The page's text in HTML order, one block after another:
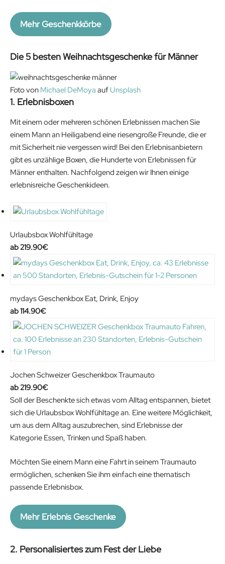
9
€
.
w
s
2
9
.
9
9
€
.
s
2
.
1
€
.
p
c
w
a
s
:
3
4
.
9
9
.
r
e
s
:
2
.
9
9
€
.
Mehr Geschenkkörbe
Die 5 besten Weihnachtsgeschenke für Männer
Foto von Michael DeMoya auf Unsplash
1. Erlebnisboxen
Mit einem oder mehreren schönen Erlebnissen machen Sie
einem Mann an Heiligabend eine riesengroße Freunde, die er
mit Sicherheit nie vergessen wird! Bei den Erlebnisanbietern
gibt es unzählige Boxen, die Hunderte von Erlebnissen für
Männer enthalten. Nachfolgend zeigen wir Ihnen einige
erlebnisreiche Geschenkideen.
Urlaubsbox Wohlfühltage
219.90€
mydays Geschenkbox Eat, Drink, Enjoy
114.90€
Jochen Schweizer Geschenkbox Traumauto
219.90€
Soll der Beschenkte sich etwas vom Alltag entspannen, bietet
sich die Urlaubsbox Wohlfühltage an. Eine weitere Möglichkeit,
um aus dem Alltag auszubrechen, sind Erlebnisse der
Kategorie Essen, Trinken und Spaß haben.
Möchten Sie einem Mann eine Fahrt in seinem Traumauto
ermöglichen, schenken Sie ihm einfach eine thematisch
passende Erlebnisbox.
Mehr Erlebnis Geschenke
2. Personalisiertes zum Fest der Liebe